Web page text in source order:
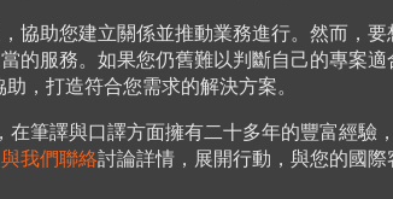
協助您建立關係並推動業務進行。然而，
的服務。如果您仍舊難以判斷自己的專案
，打造符合您需求的解決方案。
筆譯與口譯方面擁有二十多年的豐富經驗
我們聯絡討論詳情，展開行動，與您的國際